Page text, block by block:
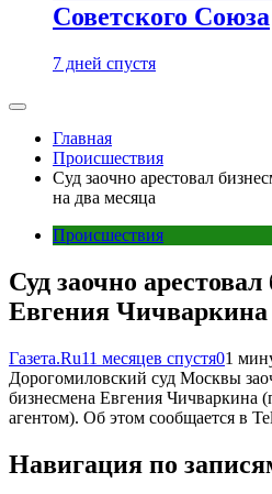
Советского Союза
7 дней спустя
Главная
Происшествия
Суд заочно арестовал
на два месяца
Происшествия
Суд заочно
Евгения Чичваркина
Газета.Ru11 месяцев спустя01
Дорогомиловский суд Москвы
бизнесмена Евгения
агентом). Об этом сообщается в
Навигация по